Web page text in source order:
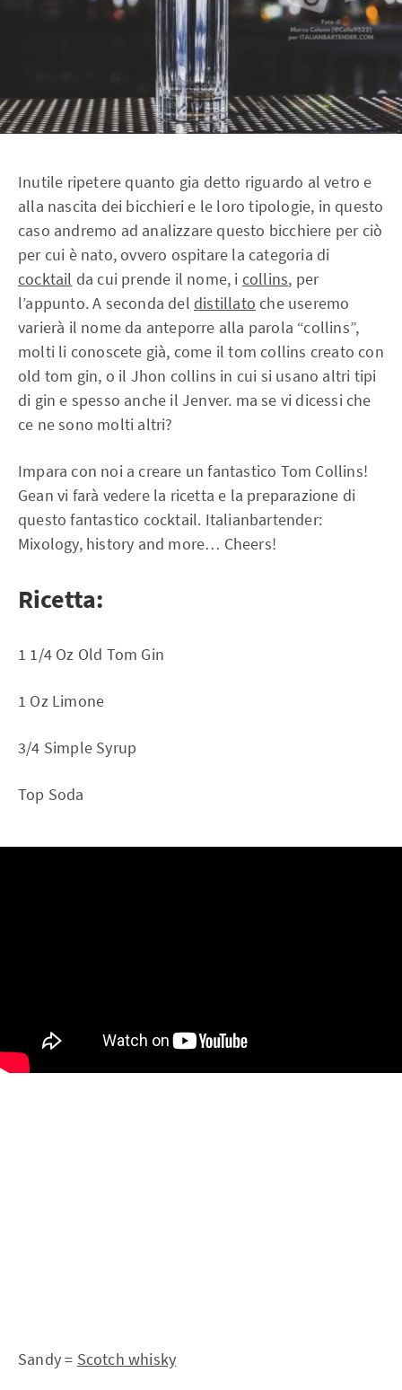
Inutile ripetere quanto gia detto riguardo al vetro e
alla nascita dei bicchieri e le loro tipologie, in questo
caso andremo ad analizzare questo bicchiere per ciò
per cui è nato, ovvero ospitare la categoria di
cocktail da cui prende il nome, i collins, per
l’appunto. A seconda del distillato che useremo
varierà il nome da anteporre alla parola “collins”,
molti li conoscete già, come il tom collins creato con
old tom gin, o il Jhon collins in cui si usano altri tipi
di gin e spesso anche il Jenver. ma se vi dicessi che
ce ne sono molti altri?
Impara con noi a creare un fantastico Tom Collins!
Gean vi farà vedere la ricetta e la preparazione di
questo fantastico cocktail. Italianbartender:
Mixology, history and more… Cheers!
Ricetta:
1 1/4 Oz Old Tom Gin
1 Oz Limone
3/4 Simple Syrup
Top Soda
Sandy = Scotch whisky